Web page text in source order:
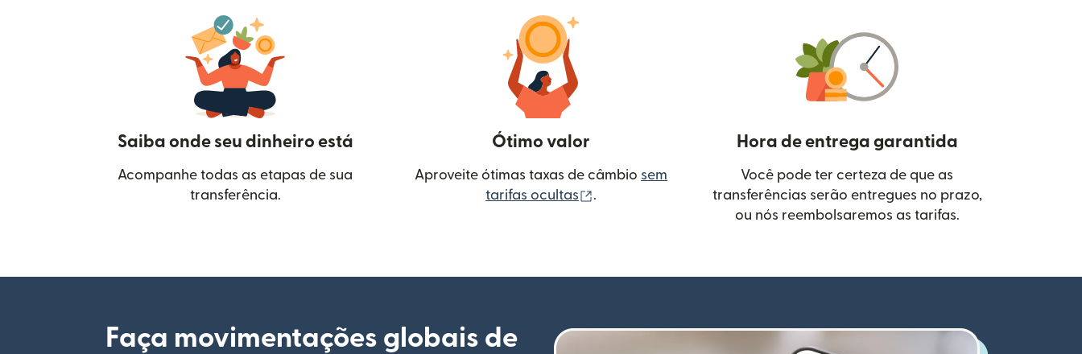
Saiba onde seu dinheiro está
Acompanhe todas as etapas de sua
transferência.
Ótimo valor
Aproveite ótimas taxas de câmbio sem
tarifas ocultas
(abre em uma nova janela)
.
Hora de entrega garantida
Você pode ter certeza de que as
transferências serão entregues no prazo,
ou nós reembolsaremos as tarifas.
Faça movimentações globais de